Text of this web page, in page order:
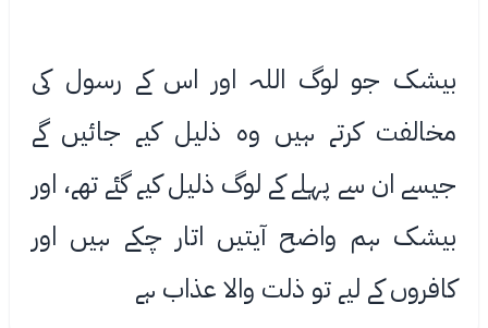
بیشک جو لوگ اللہ اور اس کے رسول کی
مخالفت کرتے ہیں وه ذلیل کیے جائیں گے
جیسے ان سے پہلے کے لوگ ذلیل کیے گئے تھے، اور
بیشک ہم واضح آیتیں اتار چکے ہیں اور
کافروں کے لیے تو ذلت واﻻ عذاب ہے